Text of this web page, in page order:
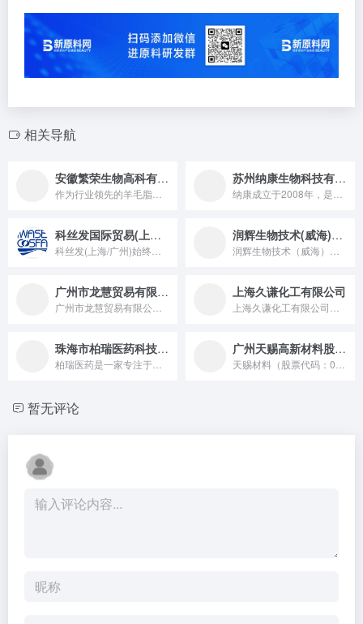
相关导航
安徽繁荣生物高科有限公司 苏州纳康生物科技有限公司
科丝发国际贸易(上海)有限公司/ 科丝发国际贸易(广州)有限公司 润辉生物技术(威海)有限公司
广州市龙慧贸易有限公司 上海久谦化工有限公司
珠海市柏瑞医药科技有限公司 广州天赐高新材料股份有限公司
暂无评论